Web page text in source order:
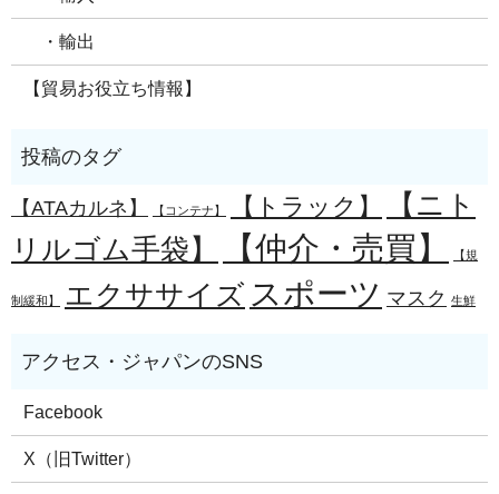
・輸出
【貿易お役立ち情報】
【ATAカルネ】 【コンテナ】 【トラック】
【ニト
リルゴム手袋】
【仲介・売買】 【規
制緩和】 エクササイズ スポーツ マスク 生鮮
Facebook
X（旧Twitter）